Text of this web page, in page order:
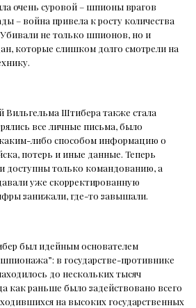
очень суровой – шпионы врагов
– война привела к росту количества
не только шпионов, но и
которые слишком долго смотрели на
Штибера также стала
все личные письма, было
либо способом информацию о
потерь и иные данные. Теперь
доступны только командованию, а
уже скорректированную
занижали, где-то завышали.
был идейным основателем
в государстве-противнике
до нескольких тысяч
как раньше было задействовано всего
на высоких государственных